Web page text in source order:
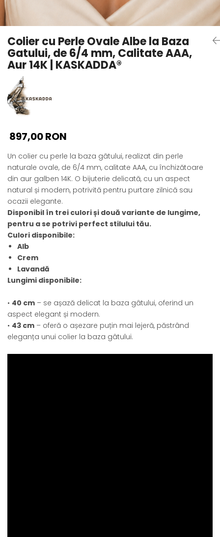
Seturi Perle cu Argint
Brățări cu Perle
Pandantive cu Perle
Brose cu Perle
Colier cu Perle Ovale Albe la Baza
Gatului, de 6/4 mm, Calitate AAA,
Aur 14K | KASKADDA®
897,00 RON
Un colier cu perle la baza gâtului, realizat din perle
naturale ovale, de 6/4 mm, calitate AAA, cu închizătoare
din aur galben 14K. O bijuterie delicată, cu un aspect
natural și modern, potrivită pentru purtare zilnică sau
ocazii elegante.
Disponibil în trei culori și două variante de lungime,
pentru a se potrivi perfect stilului tău.
Culori disponibile:
Alb
Crem
Lavandă
Lungimi disponibile:
• 40 cm – se așază delicat la baza gâtului, oferind un
aspect elegant și modern.
• 43 cm – oferă o așezare puțin mai lejeră, păstrând
eleganța unui colier la baza gâtului.